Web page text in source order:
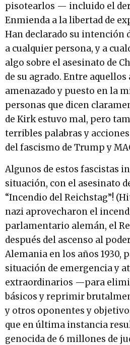
pisotearlos — incluido el
Enmienda a la libertad de
Han declarado su intención
a cualquier persona, y a
algo sobre el asesinato de
de su agrado. Entre aquellos
amenazado y puesto en la
personas que dicen
de Kirk estuvo mal, pero
terribles palabras y
del fascismo de Trump y
Algunos de estos fascistas
situación, con el asesinato
“Incendio del Reichstag”!
nazi aprovecharon el
parlamentario alemán, el
después del ascenso al
Alemania en los años 1930,
situación de emergencia y
extraordinarios —para
básicos y reprimir
y otros oponentes y
que en última instancia
genocida de 6 millones de